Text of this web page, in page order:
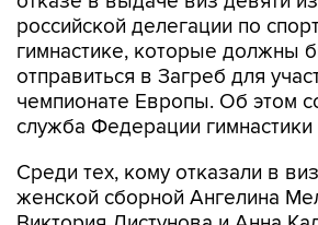
российской делегации по
гимнастике, которые должны
отправиться в Загреб для
чемпионате Европы. Об этом
служба Федерации гимнастики
Среди тех, кому отказали в
женской сборной Ангелина